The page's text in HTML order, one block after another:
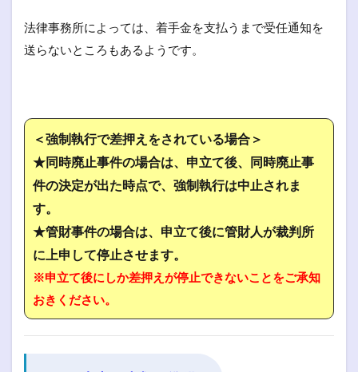
法律事務所によっては、着手金を支払うまで受任通知を
送らないところもあるようです。
＜強制執行で差押えをされている場合＞
★同時廃止事件の場合は、申立て後、同時廃止事
件の決定が出た時点で、強制執行は中止されま
す。
★管財事件の場合は、申立て後に管財人が裁判所
に上申して停止させます。
※申立て後にしか差押えが停止できないことをご承知
おきください。